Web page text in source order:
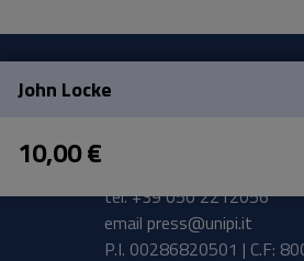
John Locke
10,00 €
tel.+39 050 2212056
email press@unipi.it
P.I. 00286820501 | C.F: